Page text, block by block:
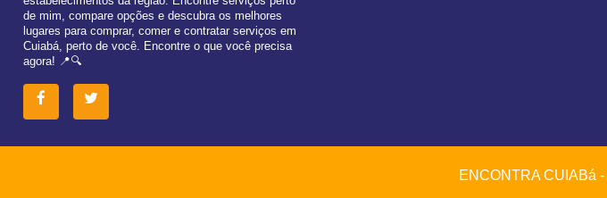
de mim, compare opções e descubra os melhores
lugares para comprar, comer e contratar serviços em
Cuiabá, perto de você. Encontre o que você precisa
agora! 📍🔍
ENCONTRA CUIABá -